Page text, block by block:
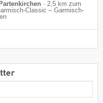
· 2,5 km zum
Classic – Garmisch-